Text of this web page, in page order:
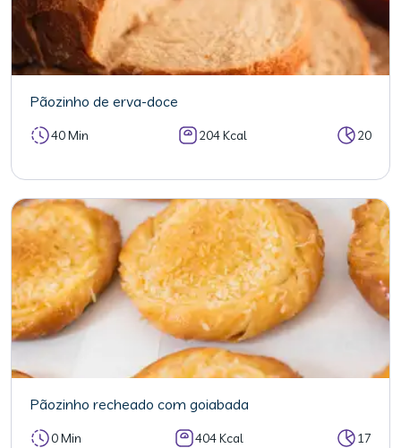
Pãozinho de erva-doce
40 Min 204 Kcal 20
Pãozinho recheado com goiabada
0 Min 404 Kcal 17